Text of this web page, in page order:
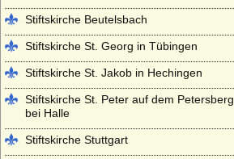
Stiftskirche Beutelsbach
Stiftskirche St. Georg in Tübingen
Stiftskirche St. Jakob in Hechingen
Stiftskirche St. Peter auf dem Petersberg
bei Halle
Stiftskirche Stuttgart